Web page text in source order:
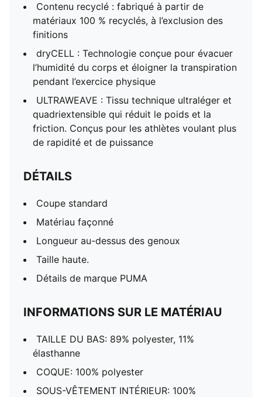
Contenu recyclé : fabriqué à partir de
matériaux 100 % recyclés, à l’exclusion des
finitions
dryCELL : Technologie conçue pour évacuer
l’humidité du corps et éloigner la transpiration
pendant l’exercice physique
ULTRAWEAVE : Tissu technique ultraléger et
quadriextensible qui réduit le poids et la
friction. Conçus pour les athlètes voulant plus
de rapidité et de puissance
DÉTAILS
Coupe standard
Matériau façonné
Longueur au-dessus des genoux
Taille haute.
Détails de marque PUMA
INFORMATIONS SUR LE MATÉRIAU
TAILLE DU BAS: 89% polyester, 11%
élasthanne
COQUE: 100% polyester
SOUS-VÊTEMENT INTÉRIEUR: 100%